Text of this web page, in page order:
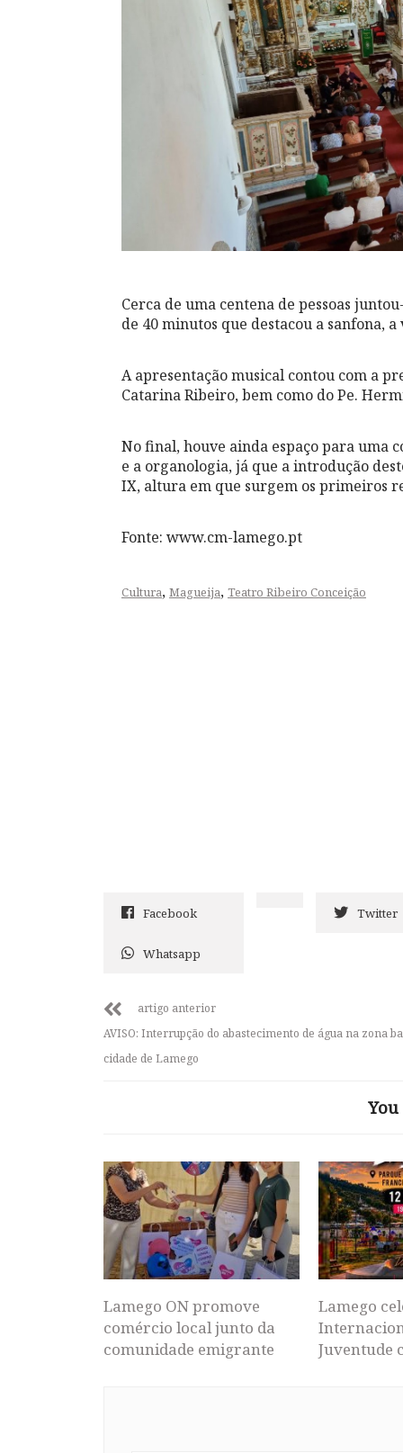
Cerca de uma centena de pessoas
de 40 minutos que destacou a sanfona,
A apresentação musical contou com a
Catarina Ribeiro, bem como do Pe.
No final, houve ainda espaço para uma
e a organologia, já que a introdução
IX, altura em que surgem os primeiros
Fonte: www.cm-lamego.pt
Cultura, Magueija, Teatro Ribeiro Conceição
Facebook Twitter
Whatsapp
artigo anterior
AVISO: Interrupção do abastecimento de água na zona
cidade de Lamego
Lamego ON promove
comércio local junto da
comunidade emigrante
Lamego
Juventude